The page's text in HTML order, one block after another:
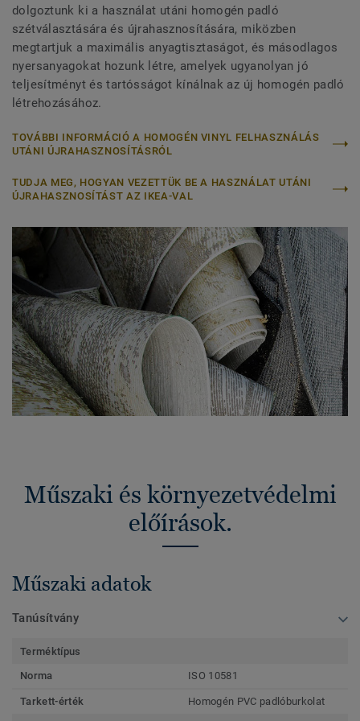
dolgoztunk ki a használat utáni homogén padló
szétválasztására és újrahasznosítására, miközben
megtartjuk a maximális anyagtisztaságot, és másodlagos
nyersanyagokat hozunk létre, amelyek ugyanolyan jó
teljesítményt és tartósságot kínálnak az új homogén padló
létrehozásához.
TOVÁBBI INFORMÁCIÓ A HOMOGÉN VINYL FELHASZNÁLÁS
UTÁNI ÚJRAHASZNOSÍTÁSRÓL
TUDJA MEG, HOGYAN VEZETTÜK BE A HASZNÁLAT UTÁNI
ÚJRAHASZNOSÍTÁST AZ IKEA-VAL
Műszaki és környezetvédelmi
előírások.
Műszaki adatok
Tanúsítvány
Terméktípus
Norma
ISO 10581
Tarkett-érték Homogén PVC padlóburkolat